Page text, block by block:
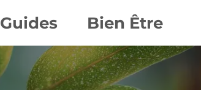
Guides Bien Être